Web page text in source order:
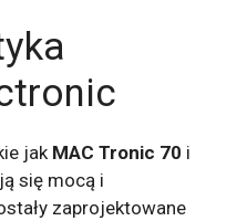
jak MAC Tronic 70 i
się mocą i
zaprojektowane